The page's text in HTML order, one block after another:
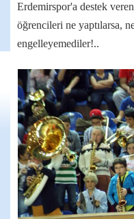
Erdemirspor'a destek
öğrencileri ne yaptılarsa,
engelleyemediler!..